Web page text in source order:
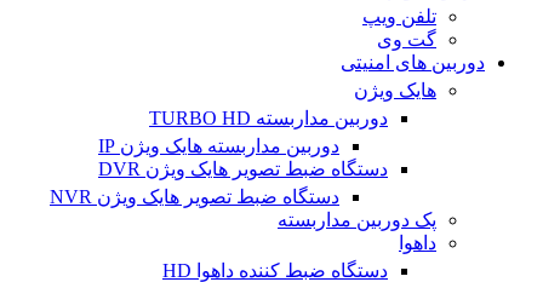
تلفن ویپ
گت وی
دوربین های امنیتی
هایک ویژن
دوربین مداربسته TURBO HD
دوربین مداربسته هایک ویژن IP
دستگاه ضبط تصویر هایک ویژن DVR
دستگاه ضبط تصویر هایک ویژن NVR
پک دوربین مداربسته
داهوا
دستگاه ضبط کننده داهوا HD